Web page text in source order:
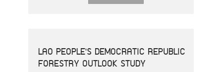
LAO PEOPLE'S DEMOCRATIC REPUBLIC
FORESTRY OUTLOOK STUDY